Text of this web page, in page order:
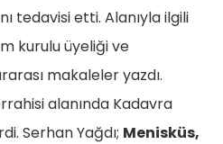
tedavisi etti. Alanıyla ilgili
kurulu üyeliği ve
makaleler yazdı.
alanında Kadavra
Serhan Yağdı; Menisküs,